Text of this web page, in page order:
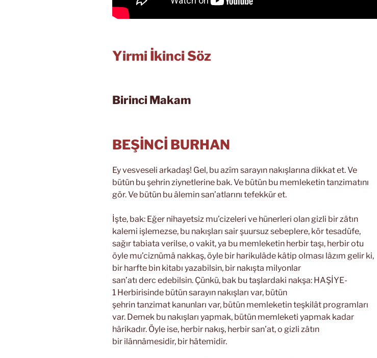
Yirmi İkinci Söz
Birinci Makam
BEŞİNCİ BURHAN
Ey vesveseli arkadaş! Gel, bu azîm sarayın nakışlarına dikkat et. Ve
bütün bu şehrin ziynetlerine bak. Ve bütün bu memleketin tanzimatını
gör. Ve bütün bu âlemin san’atlarını tefekkür et.
İşte, bak: Eğer nihayetsiz mu’cizeleri ve hünerleri olan gizli bir zâtın
kalemi işlemezse, bu nakışları sair şuursuz sebeplere, kör tesadüfe,
sağır tabiata verilse, o vakit, ya bu memleketin herbir taşı, herbir otu
öyle mu’ciznümâ nakkaş, öyle bir harikulâde kâtip olması lâzım gelir ki,
bir harfte bin kitabı yazabilsin, bir nakışta milyonlar
san’atı derc edebilsin. Çünkü, bak bu taşlardaki nakşa: HAŞİYE-
1 Herbirisinde bütün sarayın nakışları var, bütün
şehrin tanzimat kanunları var, bütün memleketin teşkilât programları
var. Demek bu nakışları yapmak, bütün memleketi yapmak kadar
hârikadır. Öyle ise, herbir nakış, herbir san’at, o gizli zâtın
bir ilânnâmesidir, bir hâtemidir.